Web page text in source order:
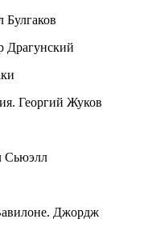
Драгунский
Георгий Жуков
Сьюэлл
Джордж